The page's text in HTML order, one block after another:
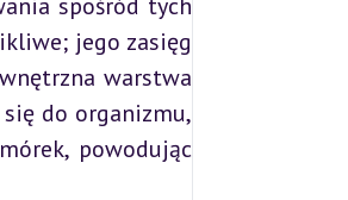
jego zasięg
warstwa
do organizmu,
powodując